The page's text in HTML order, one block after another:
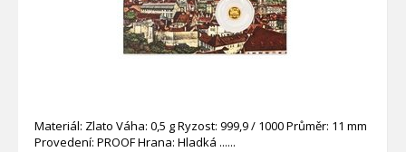
Materiál: Zlato Váha: 0,5 g Ryzost: 999,9 / 1000 Průměr: 11 mm
Provedení: PROOF Hrana: Hladká ...